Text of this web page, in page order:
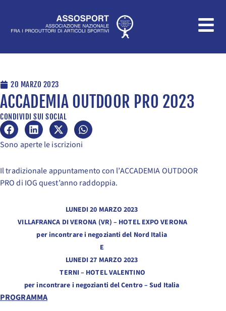
contenuto
20 MARZO 2023
ACCADEMIA OUTDOOR PRO 2023
CONDIVIDI SUI SOCIAL
Sono aperte le iscrizioni
Il tradizionale appuntamento con l’ACCADEMIA OUTDOOR
PRO di IOG quest’anno raddoppia.
LUNEDI 20 MARZO 2023
VILLAFRANCA DI VERONA (VR) – HOTEL EXPO VERONA
per incontrare i negozianti del Nord Italia
E
LUNEDI 27 MARZO 2023
TERNI – HOTEL VALENTINO
per incontrare i negozianti del Centro – Sud Italia
PROGRAMMA